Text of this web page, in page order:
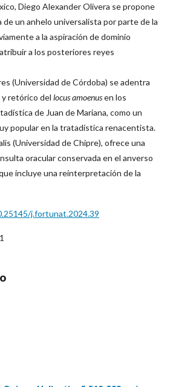
Diego Alexander Olivera se propone
un anhelo universalista por parte de la
a la aspiración de dominio
a los posteriores reyes
(Universidad de Córdoba) se adentra
y retórico del locus amoenusen los
de Juan de Mariana, como un
popular en la tratadística renacentista.
(Universidad de Chipre), ofrece una
oracular conservada en el anverso
incluye una reinterpretación de la
j.fortunat.2024.39